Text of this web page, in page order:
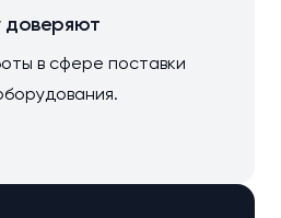
доверяют
в сфере поставки